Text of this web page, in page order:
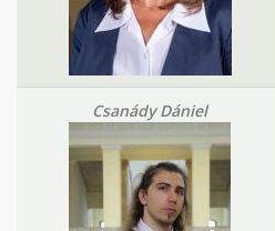
Csanády Dániel